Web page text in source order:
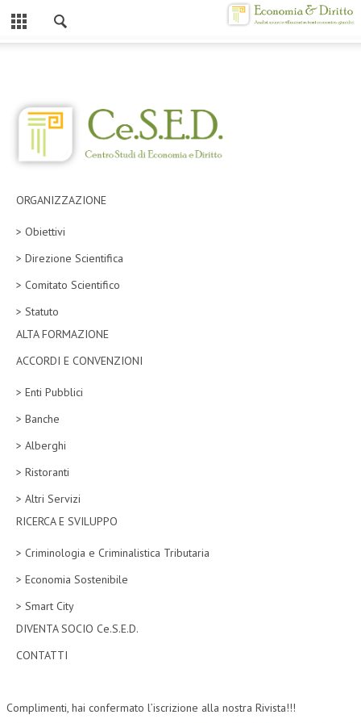
CHI SIAMO
CONTATTI
CENTRO STUDI
ATTO COSTITUTIVO E STATUTO
ORGANIZZAZIONE
ALTA FORMAZIONE
DIVENTA SOCIO
BROCHURE CE.S.E.D.
COMITATO SCIENTIFICO
COMITATO EDITORIALE
REDAZIONE
PEER REVIEW
ORGANIZZAZIONE
> Obiettivi
> Direzione Scientifica
> Comitato Scientifico
> Statuto
ALTA FORMAZIONE
ACCORDI E CONVENZIONI
> Enti Pubblici
> Banche
> Alberghi
> Ristoranti
> Altri Servizi
RICERCA E SVILUPPO
> Criminologia e Criminalistica Tributaria
> Economia Sostenibile
> Smart City
DIVENTA SOCIO Ce.S.E.D.
CONTATTI
Complimenti, hai confermato l’iscrizione alla nostra Rivista!!!